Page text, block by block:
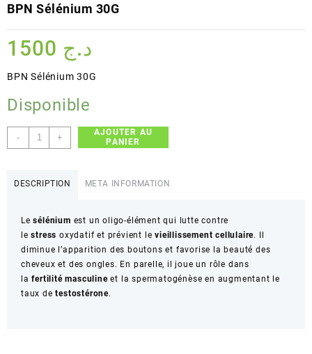
BPN Sélénium 30G
د.ج
BPN Sélénium 30G
Disponible
-
quantité
de
+
AJOUTER AU
PANIER
DESCRIPTION META INFORMATION
Lesélénium est unoligo-élément qui lutte contre
lestress oxydatif et prévient levieillissement cellulaire. Il
diminue l’apparition des boutons et favorise la beauté des
cheveux et desongles. En parelle, il joue un rôle dans
lafertilité masculineet la spermatogénèse en augmentant le
taux detestostérone.